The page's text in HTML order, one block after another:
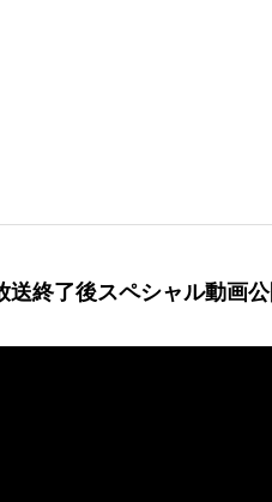
送終了後スペシャル動画